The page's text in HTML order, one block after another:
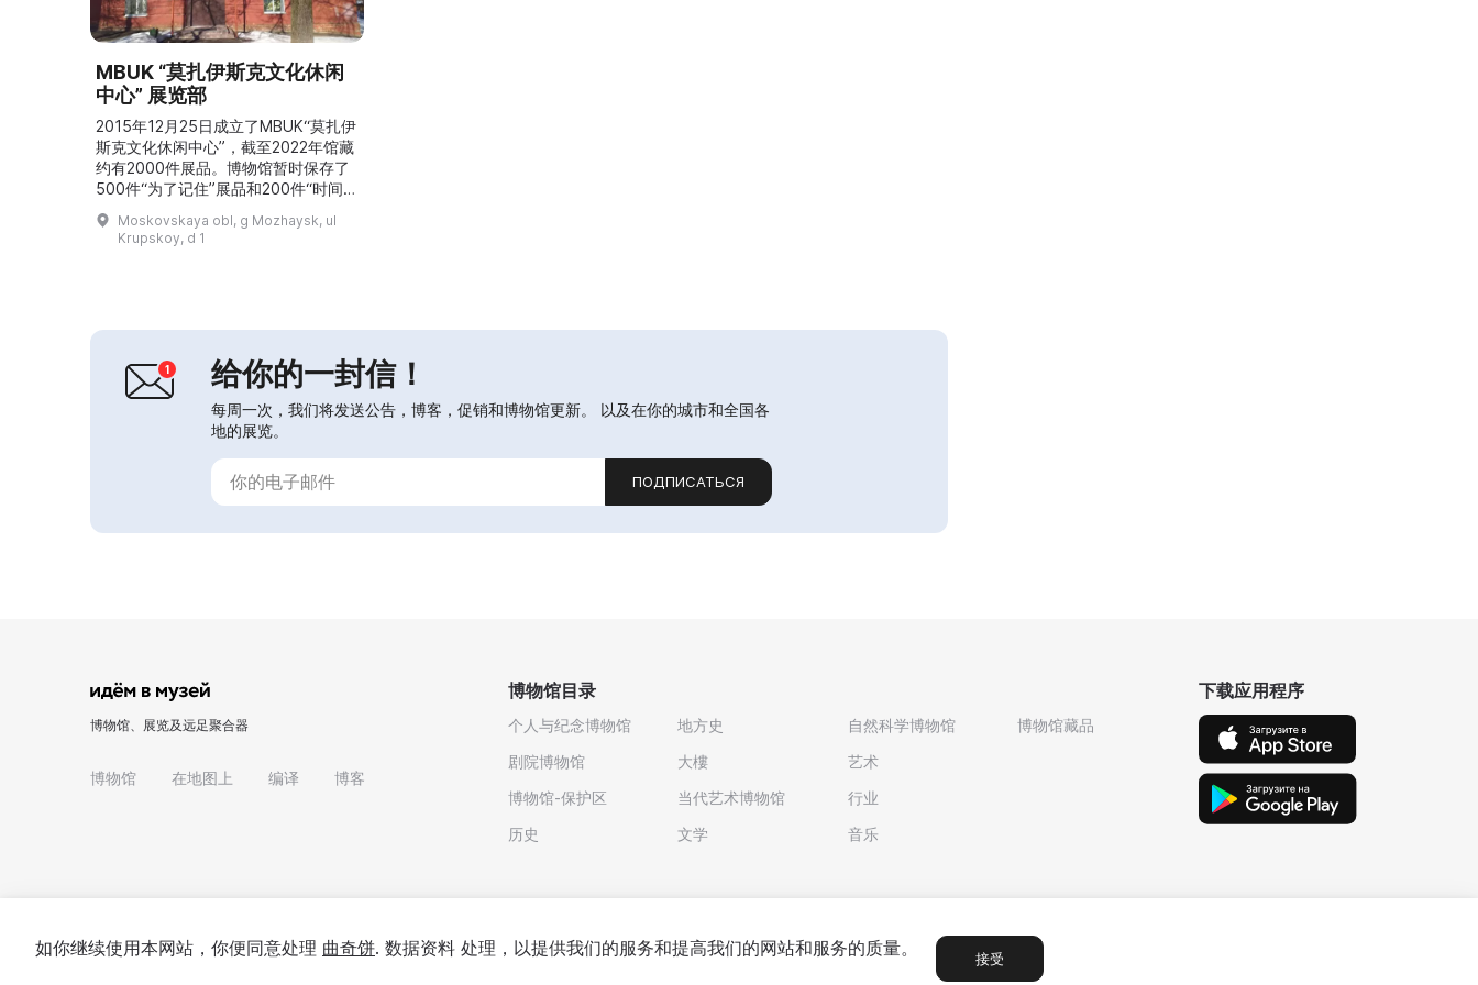
MBUK “莫扎伊斯克文化休闲
中心” 展览部
2015年12月25日成立了MBUK“莫扎伊
斯克文化休闲中心”，截至2022年馆藏
约有2000件展品。博物馆暂时保存了
500件“为了记住”展品和200件“时间选
择了”展品。展览部举办大师班、展览
以及为“积极长寿”团体提供的讲解与参
观项目。目前博物馆已形成主要藏品类
册。对参观者开放的展览有：“战士之
Moskovskaya obl, g Mozhaysk, ul
Krupskoy, d 1
给你的一封信！
每周一次，我们将发送公告，博客，促销和博物馆更新。 以及在你的城市和全国各
地的展览。
ПОДПИСАТЬСЯ
博物馆、展览及远足聚合器
博物馆 在地图上 编译 博客
博物馆目录
个人与纪念博物馆
剧院博物馆
博物馆-保护区
历史
地方史
大樓
当代艺术博物馆
文学
自然科学博物馆
艺术
行业
音乐
博物馆藏品
下载应用程序
如你继续使用本网站，你便同意处理 曲奇饼. 数据资料 处理，以提供我们的服务和提高我们的网站和服务的质量。 接受